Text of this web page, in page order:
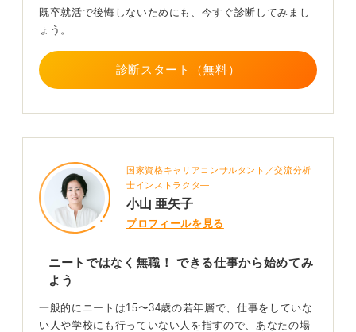
既卒就活で後悔しないためにも、今すぐ診断してみまし
ょう。
診断スタート（無料）
国家資格キャリアコンサルタント／交流分析
士インストラクタ―
小山 亜矢子
プロフィールを見る
ニートではなく無職！ できる仕事から始めてみ
よう
一般的にニートは15〜34歳の若年層で、仕事をしていな
い人や学校にも行っていない人を指すので、あなたの場